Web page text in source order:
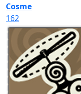
Cosme
162